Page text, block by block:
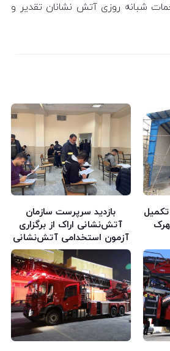
شبانه روزی آتش نشانان تقدیر و
بازدید سرپرست سازمان
آتش‌نشانی اراک از برگزاری
آزمون استخدامی آتش‌نشانی